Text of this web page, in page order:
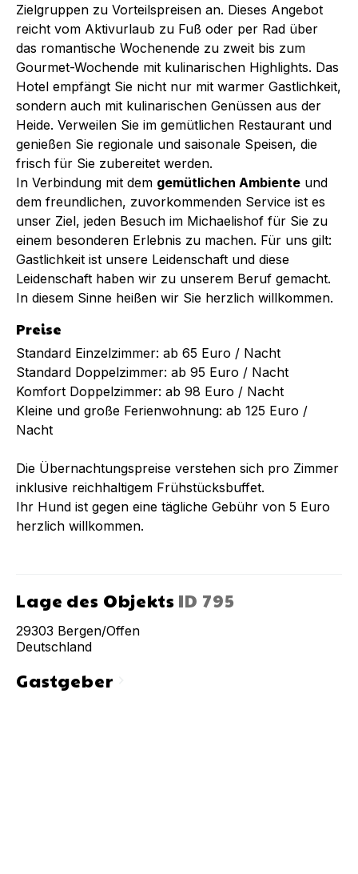
Zielgruppen zu Vorteilspreisen an. Dieses Angebot
reicht vom Aktivurlaub zu Fuß oder per Rad über
das romantische Wochenende zu zweit bis zum
Gourmet-Wochende mit kulinarischen Highlights. Das
Hotel empfängt Sie nicht nur mit warmer Gastlichkeit,
sondern auch mit kulinarischen Genüssen aus der
Heide. Verweilen Sie im gemütlichen Restaurant und
genießen Sie regionale und saisonale Speisen, die
frisch für Sie zubereitet werden.
In Verbindung mit dem gemütlichen Ambiente und
dem freundlichen, zuvorkommenden Service ist es
unser Ziel, jeden Besuch im Michaelishof für Sie zu
einem besonderen Erlebnis zu machen. Für uns gilt:
Gastlichkeit ist unsere Leidenschaft und diese
Leidenschaft haben wir zu unserem Beruf gemacht.
In diesem Sinne heißen wir Sie herzlich willkommen.
Preise
Standard Einzelzimmer: ab 65 Euro / Nacht
Standard Doppelzimmer: ab 95 Euro / Nacht
Komfort Doppelzimmer: ab 98 Euro / Nacht
Kleine und große Ferienwohnung: ab 125 Euro /
Nacht
Die Übernachtungspreise verstehen sich pro Zimmer
inklusive reichhaltigem Frühstücksbuffet.
Ihr Hund ist gegen eine tägliche Gebühr von 5 Euro
herzlich willkommen.
Lage des Objekts ID 795
29303 Bergen/Offen
Deutschland
Gastgeberchevron_right